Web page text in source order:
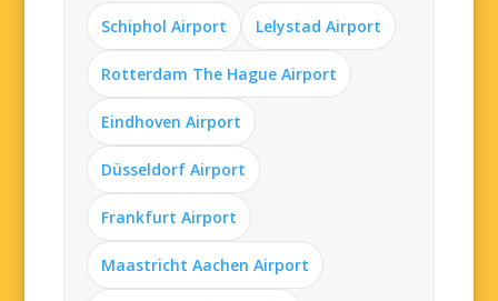
Schiphol Airport Lelystad Airport
Rotterdam The Hague Airport
Eindhoven Airport
Düsseldorf Airport
Frankfurt Airport
Maastricht Aachen Airport